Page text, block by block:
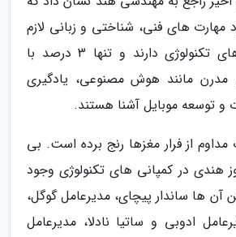
افراد مهارت های فنی، شناختی و زبانی لازم
را برای استارتاپ های تکنولوژی دارند و تنها 3 درصد با
مانند هوش مصنوعی، یادگیری
و توسعه موبایل آشنا هستند.
از فرار مغزها رنج برده است. بی
هندی در کمپانی های تکنولوژی وجود
آن ها ساندار پیچای، مدیرعامل گوگل،
ادوبی و ساتیا نادلا، مدیرعامل